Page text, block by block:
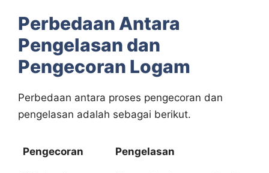
Perbedaan Antara
Pengelasan dan
Pengecoran Logam
Perbedaan antara proses pengecoran dan
pengelasan adalah sebagai berikut.
Pengecoran Pengelasan